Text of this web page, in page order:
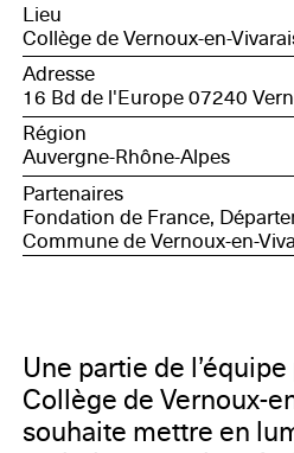
Lieu
Collège de Vernoux-en-
Adresse
16 Bd de l'Europe 07240
Région
Auvergne-Rhône-Alpes
Partenaires
Fondation de France,
Commune de Vernoux-en-
Une partie de
Collège de Vernoux-
souhaite mettre en